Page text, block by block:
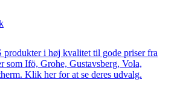
i høj kvalitet til gode priser fra
som Ifö, Grohe, Gustavsberg, Vola,
Klik her for at se deres udvalg.